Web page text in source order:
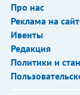
Про нас
Реклама на
Ивенты
Редакция
Политики и